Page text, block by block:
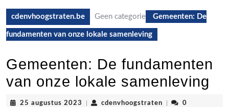
cdenvhoogstraten.be Geen categorie Gemeenten: De
fundamenten van onze lokale samenleving
Gemeenten: De fundamenten
van onze lokale samenleving
25 augustus 2023 25
cdenvhoogstraten cdenvhoogstraten
0